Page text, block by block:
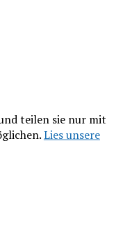
teilen sie nur mit
Lies unsere